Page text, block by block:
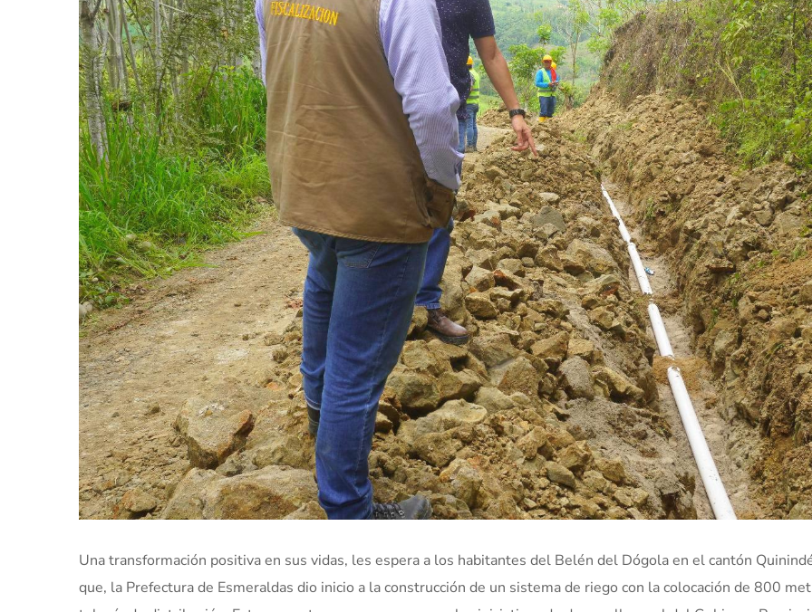
Una transformación positiva en sus vidas, les espera a los habitantes del Belén del Dógola en el cantón
que, la Prefectura de Esmeraldas dio inicio a la construcción de un sistema de riego con la colocación de 800